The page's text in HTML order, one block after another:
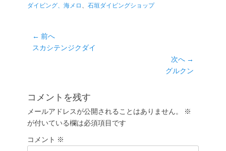
テ
グ
ダイビング、海メロ 、 石垣ダイビングショップ
投
稿
ー
シ
ョ
ン
← 前へ
前
スカシテンジクダイ
次へ →
投
グルクン
コメントを残す
メールアドレスが公開されることはありません。
※
が付いている欄は必須項目です
コメント ※